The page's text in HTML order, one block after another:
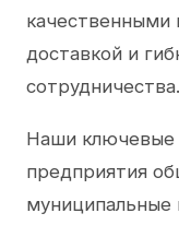
качественными
доставкой и
сотрудничества.
Наши ключевые
предприятия
муниципальные